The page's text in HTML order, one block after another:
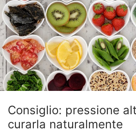
Consiglio: pressione
curarla naturalmente